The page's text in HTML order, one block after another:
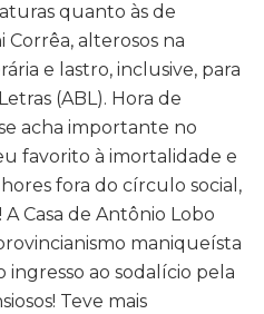
quanto às de
Corrêa, alterosos na
e lastro, inclusive, para
(ABL). Hora de
acha importante no
favorito à imortalidade e
fora do círculo social,
Casa de Antônio Lobo
maniqueísta
ao sodalício pela
Teve mais